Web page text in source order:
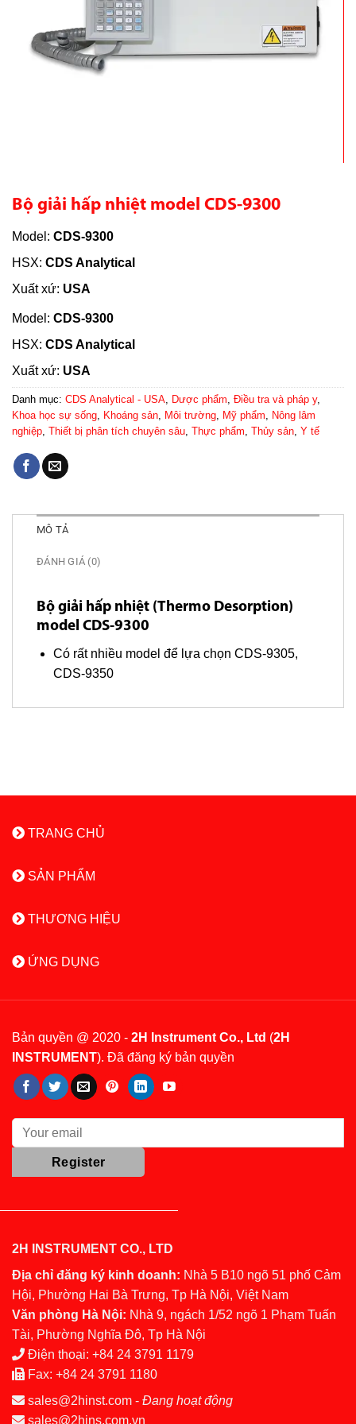
Bộ giải hấp nhiệt model CDS-9300
Model: CDS-9300
HSX: CDS Analytical
Xuất xứ: USA
Model: CDS-9300
HSX: CDS Analytical
Xuất xứ: USA
Danh mục: CDS Analytical - USA Dược phẩm Điều tra và pháp y,
Khoa học sự sống Khoáng sản Môi trường Mỹ phẩm
Nông lâm
nghiệp Thiết bị phân tích chuyên sâu Thực phẩm Thủy sản Y tế
MÔ TẢ
ĐÁNH GIÁ (0)
Bộ giải hấp nhiệt (Thermo Desorption)
model CDS-9300
Có rất nhiều model để lựa chọn CDS-9305,
CDS-9350
TRANG CHỦ
SẢN PHẨM
THƯƠNG HIỆU
ỨNG DỤNG
Bản quyền @ 2020 - 2H Instrument Co., Ltd (2H
INSTRUMENT). Đã đăng ký bản quyền
2H INSTRUMENT CO., LTD
Địa chỉ đăng ký kinh doanh: Nhà 5 B10 ngõ 51 phố Cảm
Hội, Phường Hai Bà Trưng, Tp Hà Nội, Việt Nam
Văn phòng Hà Nội: Nhà 9, ngách 1/52 ngõ 1 Phạm Tuấn
Tài, Phường Nghĩa Đô, Tp Hà Nội
Điện thoại: +84 24 3791 1179
Fax: +84 24 3791 1180
sales@2hinst.com - Đang hoạt động
sales@2hins.com.vn